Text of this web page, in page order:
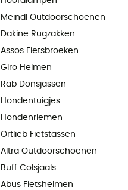
Meindl Outdoorschoenen
Dakine Rugzakken
Assos Fietsbroeken
Giro Helmen
Rab Donsjassen
Hondentuigjes
Hondenriemen
Ortlieb Fietstassen
Altra Outdoorschoenen
Buff Colsjaals
Abus Fietshelmen